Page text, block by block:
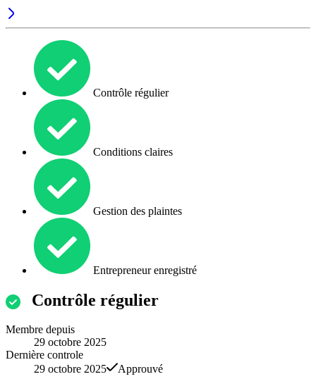
Contrôle régulier
Conditions claires
Gestion des plaintes
Entrepreneur enregistré
Contrôle régulier
Membre depuis
29 octobre 2025
Dernière controle
29 octobre 2025
Approuvé